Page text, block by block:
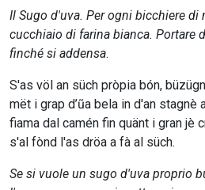
Il Sugo d'uva. Per ogni bicchiere di
cucchiaio di farina bianca. Portare
finché si addensa.
S'as völ an süch pròpia bón,
mët i grap d’ũa bela in d'an stagnè
fiama dal camén fin quänt i gran jè
s'al fònd l'as dröa a fà al süch.
Se si vuole un sugo d'uva proprio